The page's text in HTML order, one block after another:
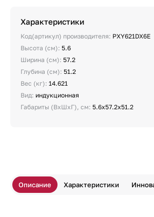
Характеристики
Код(артикул) производителя: PXY621DX6E
Высота (см): 5.6
Ширина (см): 57.2
Глубина (см): 51.2
Вес (кг): 14.621
Вид: индукционная
Габариты (ВхШхГ), см: 5.6х57.2х51.2
Описание Характеристики